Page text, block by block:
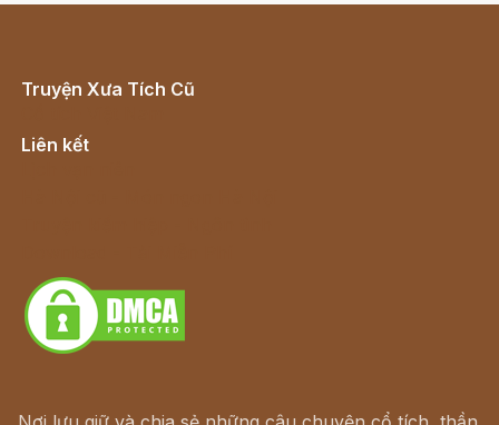
Truyện Xưa Tích Cũ
Liên kết